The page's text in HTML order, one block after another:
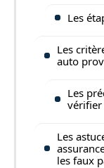
Les
Les
auto
Les
vérifier
Les
les faux